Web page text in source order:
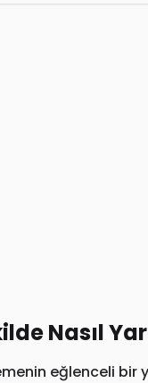
Nasıl
eğlenceli bir